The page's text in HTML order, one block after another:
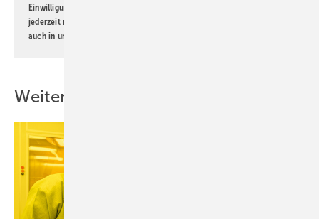
Einwilligung kann ich jederzeit widerrufen und eine Abmeldung ist
jederzeit möglich. Informationen zum Umgang mit Daten finden Sie
auch in unserer
Weitere Inhalte